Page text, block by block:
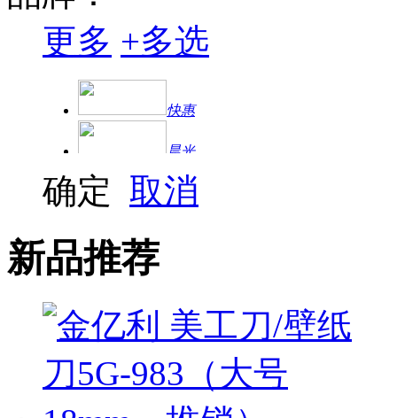
更多 +多选
快惠
晨光
得力
确定 取消
新品推荐